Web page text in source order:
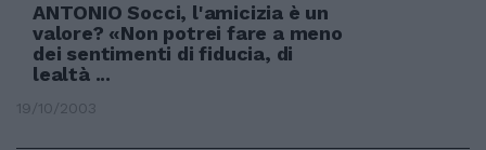
ANTONIO Socci, l'amicizia è un
valore? «Non potrei fare a meno
dei sentimenti di fiducia, di
lealtà ...
19/10/2003